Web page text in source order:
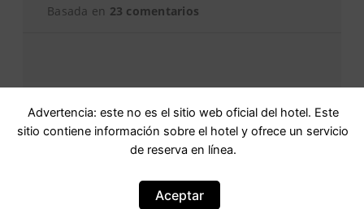
Basada en 23 comentarios
Aviso: Esta no es una web oficial. Esta web contiene
Advertencia: este no es el sitio web oficial del hotel. Este
sitio contiene información sobre el hotel y ofrece un servicio
de reserva en línea.
Aceptar